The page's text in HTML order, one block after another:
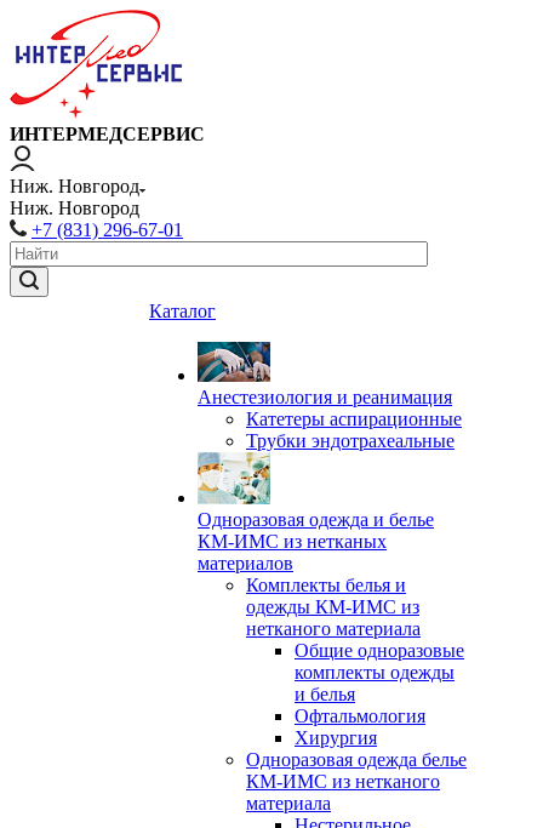
ИНТЕРМЕДСЕРВИС
Ниж. Новгород
Ниж. Новгород
+7 (831) 296-67-01
Каталог
Анестезиология и реанимация
Катетеры аспирационные
Трубки эндотрахеальные
Одноразовая одежда и белье
КМ-ИМС из нетканых
материалов
Комплекты белья и
одежды КМ-ИМС из
нетканого материала
Общие одноразовые
комплекты одежды
и белья
Офтальмология
Хирургия
Одноразовая одежда белье
КМ-ИМС из нетканого
материала